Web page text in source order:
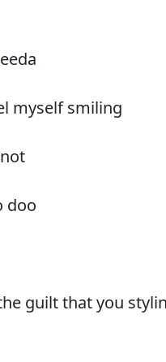
myself smiling
doo
guilt that you